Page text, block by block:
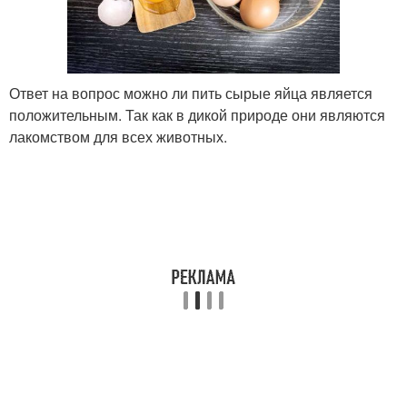
Ответ на вопрос можно ли пить сырые яйца является
положительным. Так как в дикой природе они являются
лакомством для всех животных.